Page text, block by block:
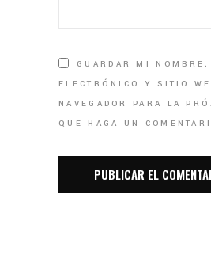
GUARDAR MI NOMBRE,
ELECTRÓNICO Y SITIO
NAVEGADOR PARA LA
QUE HAGA UN